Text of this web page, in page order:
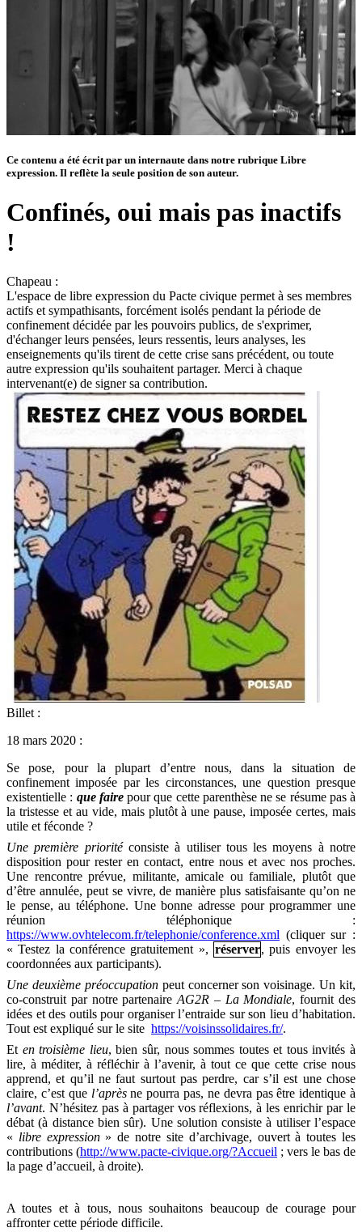
Ce contenu a été écrit par un internaute dans notre rubrique Libre
expression. Il reflète la seule position de son auteur.
Confinés, oui mais pas inactifs
!
Chapeau :
L'espace de libre expression du Pacte civique permet à ses membres
actifs et sympathisants, forcément isolés pendant la période de
confinement décidée par les pouvoirs publics, de s'exprimer,
d'échanger leurs pensées, leurs ressentis, leurs analyses, les
enseignements qu'ils tirent de cette crise sans précédent, ou toute
autre expression qu'ils souhaitent partager. Merci à chaque
intervenant(e) de signer sa contribution.
Billet :
18 mars 2020 :
Se pose, pour la plupart d’entre nous, dans la situation de
confinement imposée par les circonstances, une question presque
existentielle : que fairepour que cette parenthèse ne se résume pas à
la tristesse et au vide, mais plutôt à une pause, imposée certes, mais
utile et féconde ?
Une première prioritéconsiste à utiliser tous les moyens à notre
disposition pour rester en contact, entre nous et avec nos proches.
Une rencontre prévue, militante, amicale ou familiale, plutôt que
d’être annulée, peut se vivre, de manière plus satisfaisante qu’on ne
le pense, au téléphone. Une bonne adresse pour programmer une
réunion téléphonique :
https://www.ovhtelecom.fr/telephonie/conference.xml (cliquer sur :
« Testez la conférence gratuitement », réserver, puis envoyer les
coordonnées aux participants).
Une deuxième préoccupationpeut concerner son voisinage. Un kit,
co-construit par notre partenaireAG2R – La Mondiale, fournit des
idées et des outils pour organiser l’entraide sur son lieu d’habitation.
Tout est expliqué sur le site https://voisinssolidaires.fr/.
Et en troisième lieu, bien sûr, nous sommes toutes et tous invités à
lire, à méditer, à réfléchir à l’avenir, à tout ce que cette crise nous
apprend, et qu’il ne faut surtout pas perdre, car s’il est une chose
claire, c’est que l’aprèsne pourra pas, ne devra pas être identique à
l’avant. N’hésitez pas à partager vos réflexions, à les enrichir par le
débat (à distance bien sûr). Une solution consiste à utiliser l’espace
« libre expression» de notre site d’archivage, ouvert à toutes les
contributions (http://www.pacte-civique.org/?Accueil ; vers le bas de
la page d’accueil, à droite).
A toutes et à tous, nous souhaitons beaucoup de courage pour
affronter cette période difficile.